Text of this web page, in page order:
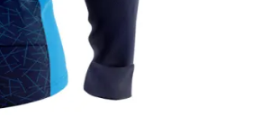
à la fabrication